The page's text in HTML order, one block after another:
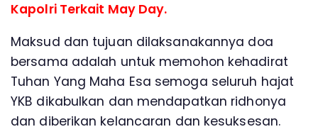
Kapolri Terkait May Day.
Maksud dan tujuan dilaksanakannya doa
bersama adalah untuk memohon kehadirat
Tuhan Yang Maha Esa semoga seluruh hajat
YKB dikabulkan dan mendapatkan ridhonya
dan diberikan kelancaran dan kesuksesan.